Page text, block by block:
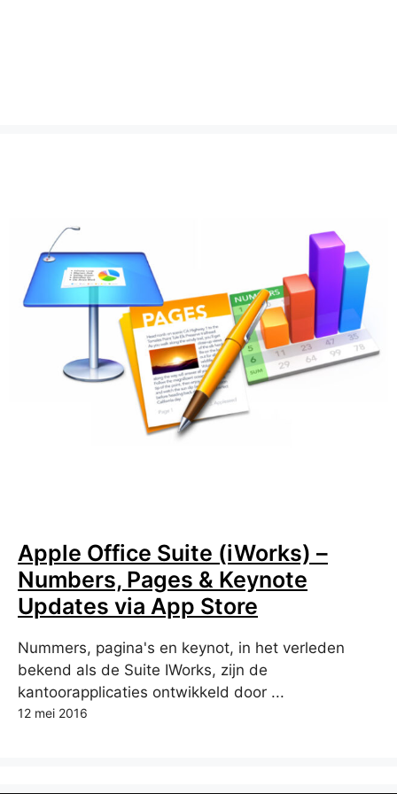
Apple Office Suite (iWorks) –
Numbers, Pages & Keynote
Updates via App Store
Nummers, pagina's en keynot, in het verleden
bekend als de Suite IWorks, zijn de
kantoorapplicaties ontwikkeld door ...
12 mei 2016